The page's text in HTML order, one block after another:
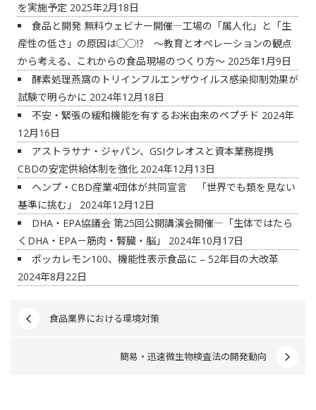
を実施予定 2025年2月18日
食品と開発 無料ウェビナー開催―工場の「属人化」と「生
産性の低さ」の原因は◯◯⁉ ～教育とオペレーションの観点
から考える、これからの食品現場のつくり方～ 2025年1月9日
酵素処理燕窩のトリインフルエンザウイルス感染抑制効果が
試験で明らかに 2024年12月18日
不安・緊張の緩和機能を有するお米由来のペプチド 2024年
12月16日
アストラサナ・ジャパン、GSIクレオスと資本業務提携
CBDの安定供給体制を強化 2024年12月13日
ヘンプ・CBD産業4団体が共同宣言 「世界でも類を見ない
基準に挑む」
2024年12月12日
DHA・EPA協議会 第25回公開講演会開催―「生体ではたら
くDHA・EPA－筋肉・腎臓・脳」
2024年10月17日
ポッカレモン100、機能性表示食品に – 52年目の大改革
2024年8月22日
食品業界における環境対策
簡易・迅速微生物検査法の開発動向